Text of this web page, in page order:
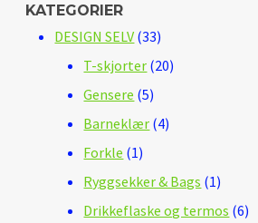
KATEGORIER
DESIGN SELV 3333
produkter
T-skjorter 2020
Gensere 55
produkter
Barneklær 44
Forkle 11
produkt
Ryggsekker & Bags 11
produkt
Drikkeflaske og termos 66